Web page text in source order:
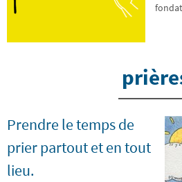
Prendre le temps de
prier partout et en tout
lieu.